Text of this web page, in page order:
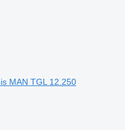
MAN TGL 12.250